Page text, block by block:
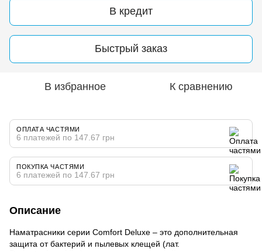
В кредит
Быстрый заказ
В избранное К сравнению
ОПЛАТА ЧАСТЯМИ
6 платежей по 147.67 грн
ПОКУПКА ЧАСТЯМИ
6 платежей по 147.67 грн
Описание
Наматрасники серии Comfort Deluxe – это дополнительная
защита от бактерий и пылевых клещей (лат.